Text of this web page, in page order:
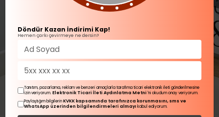
Döndür Kazan İndirimi Kap!
Hemen çarkı çevirmeye ne dersin?
Tanıtım, pazarlama, reklam ve benzeri amaçlarla tarafıma ticari elektronik ileti gönderilmesine
izin veriyorum.Elektronik Ticari İleti Aydınlatma Metni 'ni okudum onay veriyorum.
Paylaştığım bilgilerinKVKK kapsamında tarafınızca korunmasını, sms ve
WhatsApp üzerinden bilgilendirmeleri almayı kabul ediyorum.